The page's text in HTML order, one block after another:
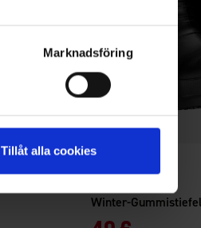
Marknadsföring
Tillåt alla cookies